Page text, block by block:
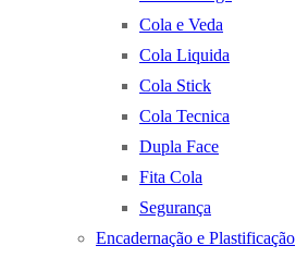
Cola e Veda
Cola Liquida
Cola Stick
Cola Tecnica
Dupla Face
Fita Cola
Segurança
Encadernação e Plastificação